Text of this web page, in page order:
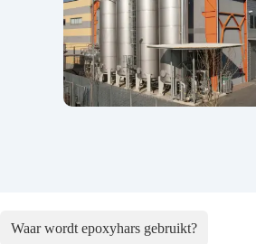
Waar wordt epoxyhars gebruikt?